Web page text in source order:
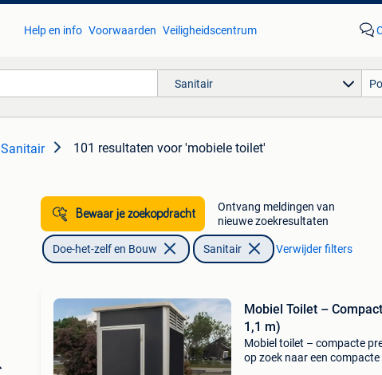
Help en info Voorwaarden Veiligheidscentrum
Sanitair
Sanitair 101 resultaten voor 'mobiele toilet'
Bewaar je zoekopdracht
Ontvang meldingen van
nieuwe zoekresultaten
Doe-het-zelf en Bouw Sanitair Verwijder filters
Mobiel Toilet –
1,1 m)
Mobiel toilet – compacte
op zoek naar een